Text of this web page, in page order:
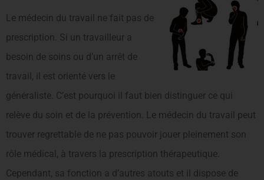
Le médecin du travail ne fait pas de
prescription. Si un travailleur a
besoin de soins ou d’un arrêt de
travail, il est orienté vers le
généraliste. C’est pourquoi il faut bien distinguer ce qui
relève du soin et de la prévention. Le médecin du travail peut
trouver regrettable de ne pas pouvoir jouer pleinement son
rôle médical, à travers la prescription thérapeutique.
Cependant, sa fonction a d’autres atouts et il dispose de